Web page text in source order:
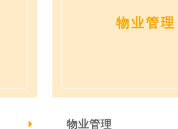
物业管理
物业管理